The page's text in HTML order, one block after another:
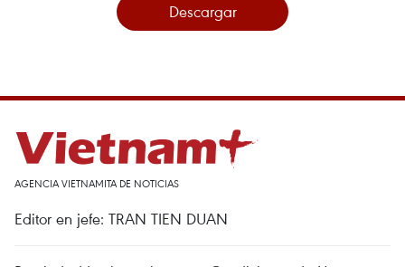
Descargar
AGENCIA VIETNAMITA DE NOTICIAS
Editor en jefe: TRAN TIEN DUAN